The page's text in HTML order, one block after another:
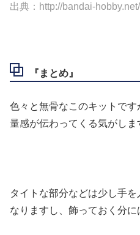
出典：http://bandai-hobby.net/
『まとめ』
色々と無骨なこのキットで
量感が伝わってくる気がしま
タイトな部分などは少し手
なりますし、飾っておく分に